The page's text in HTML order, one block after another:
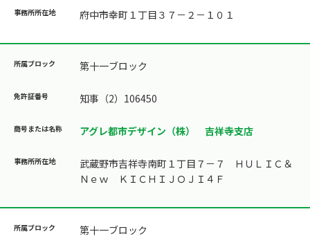
府中市幸町１丁目３７－２－１０１
第十一ブロック
知事（2）106450
アグレ都市デザイン（株） 吉祥寺支店
武蔵野市吉祥寺南町１丁目７－７ ＨＵＬＩＣ＆
Ｎｅｗ ＫＩＣＨＩＪＯＪＩ４Ｆ
第十一ブロック